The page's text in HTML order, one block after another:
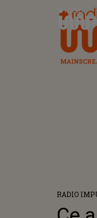
Radio
RADIO